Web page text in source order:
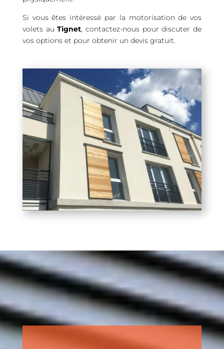
Si vous êtes intéressé par la motorisation de vos
volets au Tignet, contactez-nous pour discuter de
vos options et pour obtenir un devis gratuit.